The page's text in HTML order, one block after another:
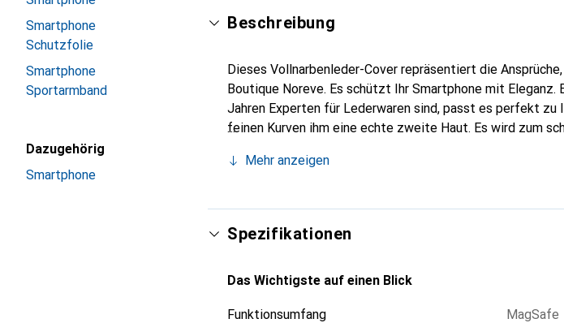
Smartphone
Schutzfolie
Smartphone
Sportarmband
Dazugehörig
Smartphone
Beschreibung
Dieses Vollnarbenleder-Cover repräsentiert die
Boutique Noreve. Es schützt Ihr Smartphone mit
Jahren Experten für Lederwaren sind, passt es perfekt
feinen Kurven ihm eine echte zweite Haut. Es wird zum
Wahl für eine anspruchsvolle Kundschaft.
Mehr anzeigen
Spezifikationen
Das Wichtigste auf einen Blick
Funktionsumfang MagSafe